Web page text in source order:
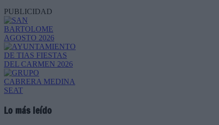
PUBLICIDAD
Lo más leído